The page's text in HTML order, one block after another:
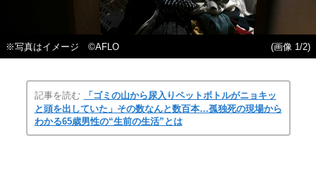
※写真はイメージ ©AFLO (画像 1/2)
記事を読む
「ゴミの山から尿入りペットボトルがニョキッ
と頭を出していた」その数なんと数百本…孤独死の現場から
わかる65歳男性の“生前の生活”とは